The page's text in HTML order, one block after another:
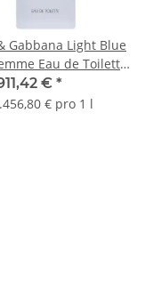
Gabbana Light Blue
Eau de Toilette
€ *
€ pro 1 l